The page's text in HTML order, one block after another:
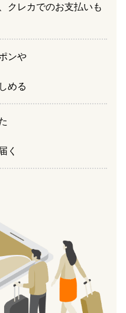
クレカでのお支払いも
ンや
める
く